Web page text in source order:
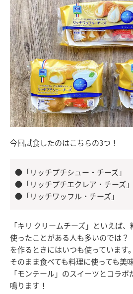
今回試食したのはこちらの3つ！
●「リッチプチシュー・チーズ」
●「リッチプチエクレア・チーズ」
●「リッチワッフル・チーズ」
「キリ クリームチーズ」といえば
使ったことがある人も多いのでは
を作るときにはいつも使っています。
そのまま食べても料理に使っても美
「モンテール」のスイーツとコラ
鳴ります！